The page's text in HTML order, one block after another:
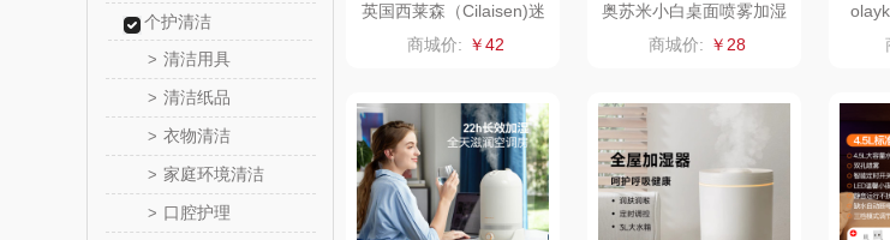
个护清洁
> 清洁用具
> 清洁纸品
> 衣物清洁
> 家庭环境清洁
> 口腔护理
保卫蛋蛋 马克图布 苏泊尔（代理商）
五芳斋 立家 泸溪河桃酥
皇家粮仓 干饭熊饱饱
英国西莱森（Cilaisen)迷
你加湿器CP-WH2
商城价: ￥42
奥苏米小白桌面喷雾加湿
商城价: ￥28